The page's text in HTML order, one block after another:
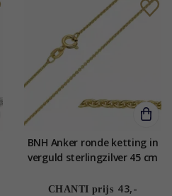
BNH Anker ronde ketting in
verguld sterlingzilver 45 cm
CHANTI prijs 43,-